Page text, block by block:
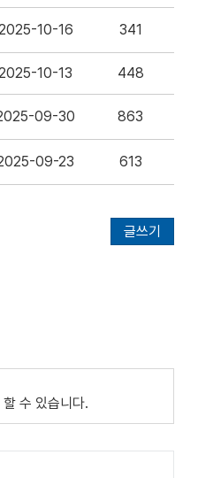
10-16 341
10-13 448
09-30 863
09-23 613
글쓰기
수 있습니다.